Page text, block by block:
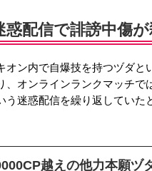
配信で誹謗中傷が
オン内で自爆技を持つヅダと
、オンラインランクマッチで
う迷惑配信を繰り返していた
越えの他力本願ヅ